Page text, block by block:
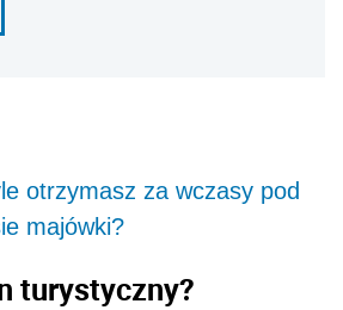
otrzymasz za wczasy pod
majówki?
turystyczny?